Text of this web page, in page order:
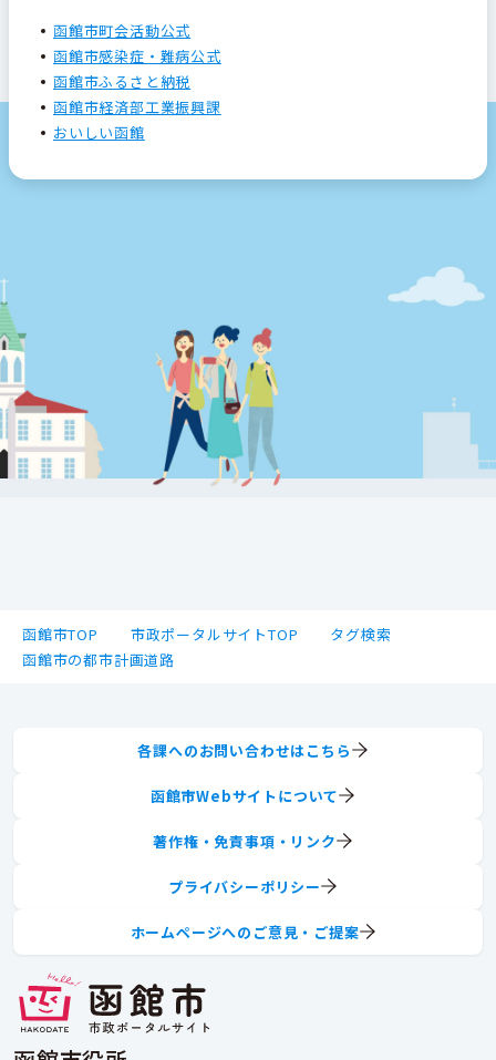
函館市町会活動公式
函館市感染症・難病公式
函館市ふるさと納税
函館市経済部工業振興課
おいしい函館
函館市TOP 市政ポータルサイトTOP
タグ検索
函館市の都市計画道路
各課へのお問い合わせはこちら
函館市Webサイトについて
著作権・免責事項・リンク
プライバシーポリシー
ホームページへのご意見・ご提案